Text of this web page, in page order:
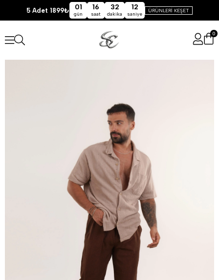
5 Adet 1899₺ 01
gün
16
saat
32
dakika
11
saniye
ÜRÜNLERİ KEŞET
0